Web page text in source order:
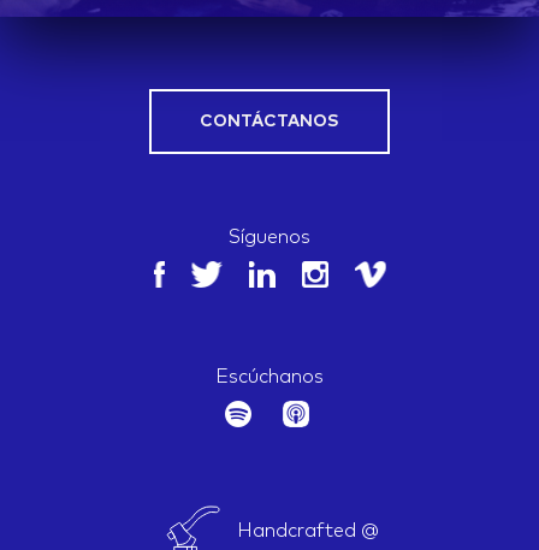
CONTÁCTANOS
Síguenos
Escúchanos
Handcrafted @